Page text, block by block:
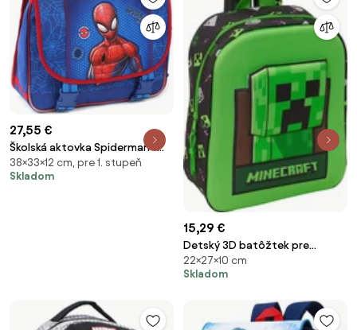
27,55 €
Školská aktovka Spiderman -
MARVEL - modrá, 15L
38×33×12 cm, pre 1. stupeň
Skladom
15,29 €
Detský 3D batôžtek pre
predškolákov Minecraft –
motív Creeper - 6L
22×27×10 cm
Skladom